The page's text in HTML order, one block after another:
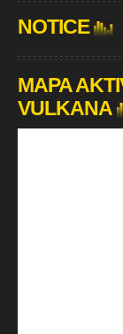
NOTICE
MAPA
VULKANA